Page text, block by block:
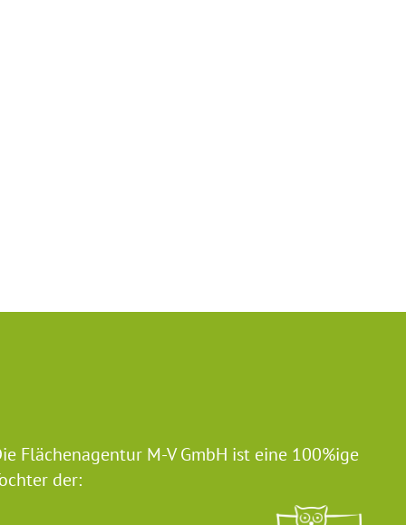
Flächenagentur M-V GmbH ist eine 100%ige
der: